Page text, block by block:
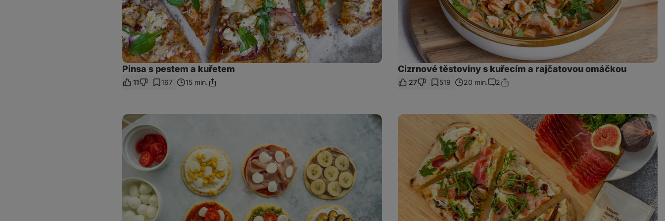
Pinsa s pestem a kuřetem
11 167 15 min.Sdílet
Cizrnové těstoviny s kuřecím a rajčatovou omáčkou
27 519 20 min.
Komentáře
2Sdílet
Mini
pizzy
Pinsa